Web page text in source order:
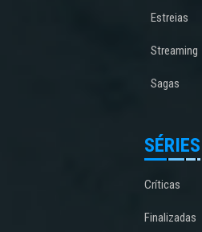
Estreias
Streaming
Sagas
SÉRIES
Críticas
Finalizadas